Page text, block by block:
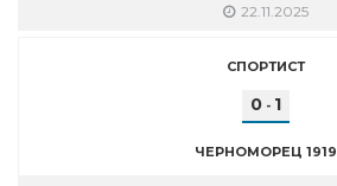
22.11.2025
СПОРТИСТ
0 - 1
ЧЕРНОМОРЕЦ 1919